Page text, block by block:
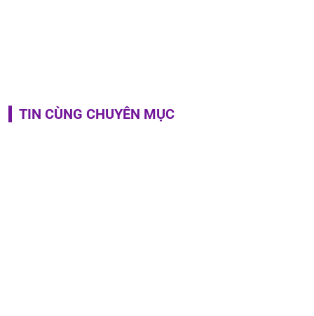
TIN CÙNG CHUYÊN MỤC